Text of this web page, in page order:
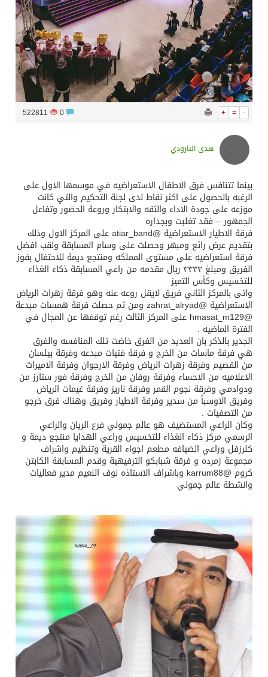
المحكمة العليا غدٍ الخميس هو المكمل لشهر رمضان
+ = -
522811
هدى البارودي
بينما تتنافس فرق الاطفال الاستعراضيه في موسمها الاول على
الرغبه بالحصول على اكثر نقاط لدى لجنة التحكيم والتي كانت
موزعه على جودة الاداء والثقه والابتكار وروعة الحضور وتفاعل
الجمهور – فقد تغلبت وبجداره
فرقة الاطيار الاستعراضية @atiar_band على المركز الاول وذلك
بتقديم عرض رائع ومبهر وحصلت على وسام المسابقة ولقب افضل
فرقة استعراضيه على مستوى المملكه ومنتجع ديمة للاحتفال بفوز
الفريق ومبلغ ٣٣٣٣ ريال مقدمه من راعي المسابقة ذكاء الغذاء
للتخسيس وكأس التميز
واتى بالمركز الثاني فريق لايقل روعه عنه وهو فرقة زهرات الرياض
الاستعراضية @zahrat_alryad ومن ثم حصلت فرقة همسات مبدعة
@hmasat_m129 على المركز الثالث رغم توقفها عن المجال في
الفترة الماضيه .
الجدير بالذكر بان العديد من الفرق خاضت تلك المنافسه والفرق
هي فرقة ماسات من الخرج و فرقة فتيات مبدعه وفرقة بيلسان
من القصيم وفرقة زهرات الرياض وفرقة الارجوان وفرقة الاميرات
الاعلاميه من الاحساء وفرقة روفان من الخرج وفرقة فور ستارز من
ودوادمي وفرقة نجوم القمر وفرقة ناريز وفرقة غيمات الرياض
وفريق الاوسبأ من سدير وفرقة الاطيار وفريق وهناك فرق خرجو
من التصفيات .
وكان الراعي المستضيف هو عالم جمولي فرع الريان والراعي
الرسمي مركز ذكاء الغذاء للتخسيس وراعي الهدايا منتجع ديمة و
كلرزفل وراعي الضيافه مطعم اجواء القرية وتنظيم واشراف
مجموعة زمرده و فرقة شبابكو الترفيهية وقدم المسابقة الكابتن
كروم @karrum88 وباشراف الاستاذه نوف النعيم مدير فعاليات
وانشطة عالم جمولي